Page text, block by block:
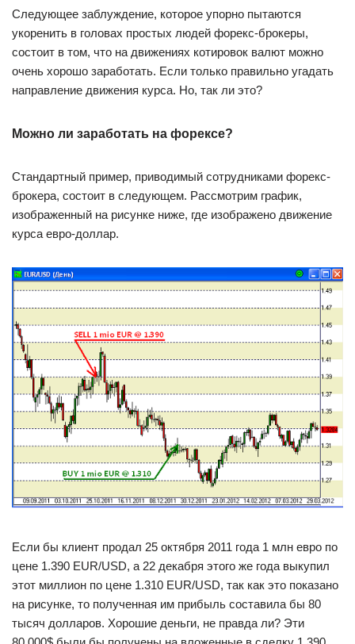
Следующее заблуждение, которое упорно пытаются
укоренить в головах простых людей форекс-брокеры,
состоит в том, что на движениях котировок валют можно
очень хорошо заработать. Если только правильно угадать
направление движения курса. Но, так ли это?
Можно ли заработать на форексе?
Стандартный пример, приводимый сотрудниками форекс-
брокера, состоит в следующем. Рассмотрим график,
изображенный на рисунке ниже, где изображено движение
курса евро-доллар.
Если бы клиент продал 25 октября 2011 года 1 млн евро по
цене 1.390 EUR/USD, а 22 декабря этого же года выкупил
этот миллион по цене 1.310 EUR/USD, так как это показано
на рисунке, то полученная им прибыль составила бы 80
тысяч долларов. Хорошие деньги, не правда ли? Эти